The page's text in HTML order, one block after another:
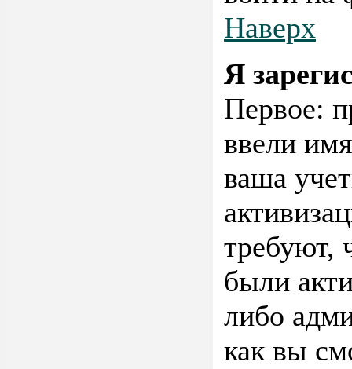
Наверх
Я
Первое:
ввели
ваша
требуют,
были
либо
как вы